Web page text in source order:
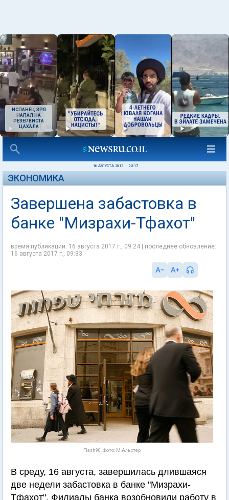
ИСПАНЕЦ ЗРЯ
НАПАЛ НА
РЕЗЕРВИСТА
ЦАХАЛА
16 АВГУСТА 2017 02:17
ЭКОНОМИКА
Завершена забастовка в
банке "Мизрахи-Тфахот"
время публикации: 16 августа 2017 г., 09:24 | последнее обновление:
16 августа 2017 г., 09:33
Flash90. Фото: М.Альстер
В среду, 16 августа, завершилась длившаяся
две недели забастовка в банке "Мизрахи-
Тфахот". Филиалы банка возобновили работу в